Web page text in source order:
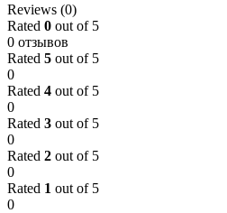
Reviews (0)
Rated 0 out of 5
0 отзывов
Rated 5 out of 5
0
Rated 4 out of 5
0
Rated 3 out of 5
0
Rated 2 out of 5
0
Rated 1 out of 5
0